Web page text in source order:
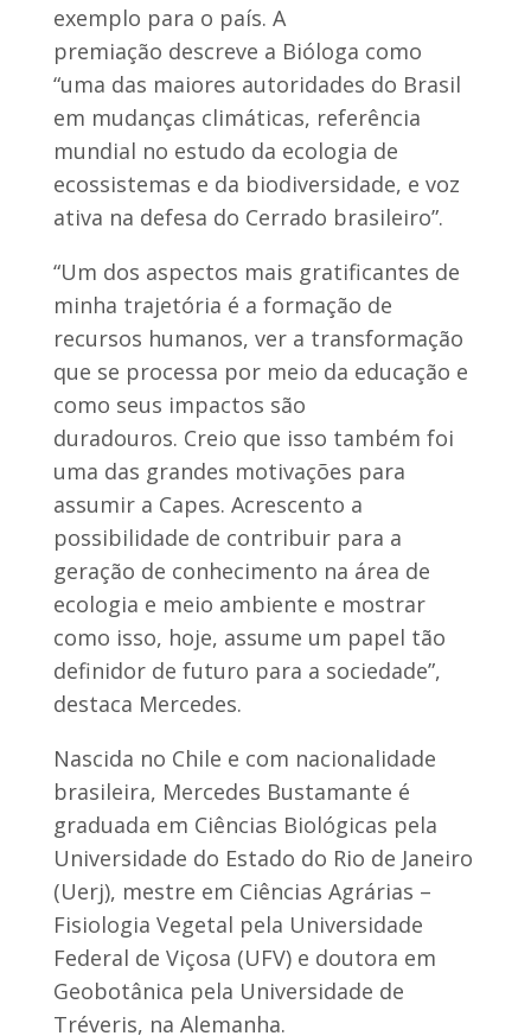
exemplo para o país. A
premiação descreve a Bióloga como
“uma das maiores autoridades do Brasil
em mudanças climáticas, referência
mundial no estudo da ecologia de
ecossistemas e da biodiversidade, e voz
ativa na defesa do Cerrado brasileiro”.
“Um dos aspectos mais gratificantes de
minha trajetória é a formação de
recursos humanos, ver a transformação
que se processa por meio da educação e
como seus impactos são
duradouros. Creio que isso também foi
uma das grandes motivações para
assumir a Capes. Acrescento a
possibilidade de contribuir para a
geração de conhecimento na área de
ecologia e meio ambiente e mostrar
como isso, hoje, assume um papel tão
definidor de futuro para a sociedade”,
destaca Mercedes.
Nascida no Chile e com nacionalidade
brasileira, Mercedes Bustamante é
graduada em Ciências Biológicas pela
Universidade do Estado do Rio de Janeiro
(Uerj), mestre em Ciências Agrárias –
Fisiologia Vegetal pela Universidade
Federal de Viçosa (UFV) e doutora em
Geobotânica pela Universidade de
Tréveris, na Alemanha.